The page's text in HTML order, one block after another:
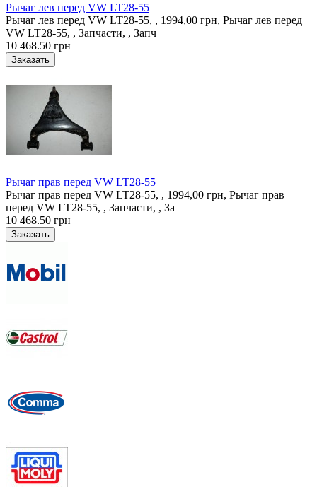
Рычаг лев перед VW LT28-55
Рычаг лев перед VW LT28-55, , 1994,00 грн, Рычаг лев перед
VW LT28-55, , Запчасти, , Запч
10 468.50 грн
Рычаг прав перед VW LT28-55
Рычаг прав перед VW LT28-55, , 1994,00 грн, Рычаг прав
перед VW LT28-55, , Запчасти, , За
10 468.50 грн